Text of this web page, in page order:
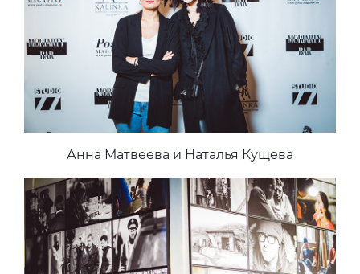
Анна Матвеева и Наталья Кущева